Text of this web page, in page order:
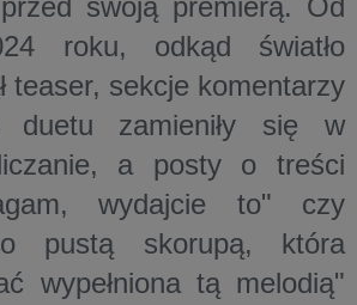
przed swoją premierą. Od
roku, odkąd światło
teaser, sekcje komentarzy
duetu zamieniły się w
a posty o treści
wydajcie to" czy
pustą skorupą, która
wypełniona tą melodią"